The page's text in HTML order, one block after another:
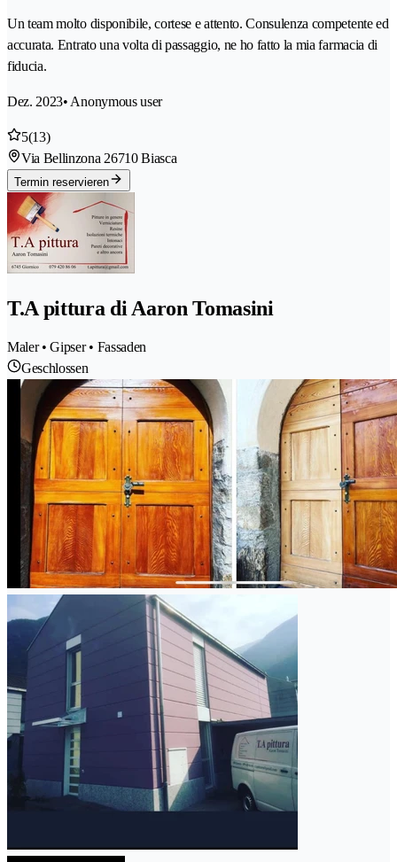
Un team molto disponibile, cortese e attento. Consulenza competente ed
accurata. Entrato una volta di passaggio, ne ho fatto la mia farmacia di
fiducia.
Dez. 2023• Anonymous user
5(13)
Via Bellinzona 26710 Biasca
Termin reservieren
T.A pittura di Aaron Tomasini
Maler • Gipser • Fassaden
Geschlossen